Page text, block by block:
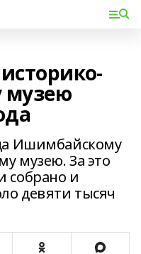
музею
Ишимбайскому
музею. За это
собрано и
девяти тысяч